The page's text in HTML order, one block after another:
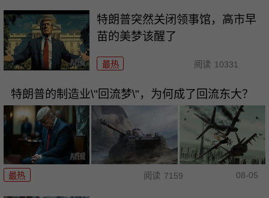
特朗普突然关闭领事馆，高市早
苗的美梦该醒了
最热 阅读 10331
特朗普的制造业\"回流梦\"，为何成了回流东大？
最热 阅读 7159 08-05